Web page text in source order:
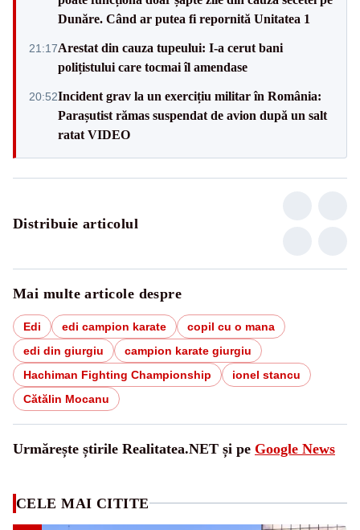
Dunăre. Când ar putea fi repornită Unitatea 1
21:17Arestat din cauza tupeului: I-a cerut bani
polițistului care tocmai îl amendase
20:52Incident grav la un exercițiu militar în România:
Parașutist rămas suspendat de avion după un salt
ratat VIDEO
Distribuie articolul
Mai multe articole despre
Edi edi campion karate
copil cu o mana
edi din giurgiu
campion karate giurgiu
Hachiman Fighting Championship
ionel stancu
Cătălin Mocanu
Urmărește știrile Realitatea.NET și pe Google News
CELE MAI CITITE